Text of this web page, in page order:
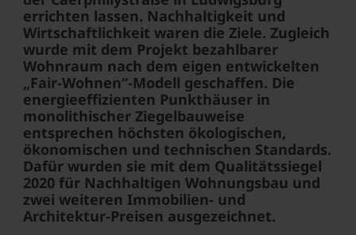
errichten lassen. Nachhaltigkeit und
Wirtschaftlichkeit waren die Ziele. Zugleich
wurde mit dem Projekt bezahlbarer
Wohnraum nach dem eigen entwickelten
„Fair-Wohnen“-Modell geschaffen. Die
energieeffizienten Punkthäuser in
monolithischer Ziegelbauweise
entsprechen höchsten ökologischen,
ökonomischen und technischen Standards.
Dafür wurden sie mit dem Qualitätssiegel
2020 für Nachhaltigen Wohnungsbau und
zwei weiteren Immobilien- und
Architektur-Preisen ausgezeichnet.